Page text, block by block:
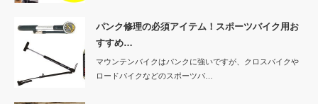
パンク修理の必須アイテム！スポーツバイク用お
すすめ…
マウンテンバイクはパンクに強いですが、クロスバイクや
ロードバイクなどのスポーツバ…